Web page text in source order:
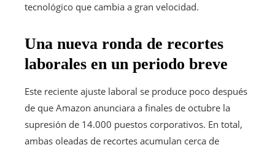
tecnológico que cambia a gran velocidad.
Una nueva ronda de recortes
laborales en un periodo breve
Este reciente ajuste laboral se produce poco después
de que Amazon anunciara a finales de octubre la
supresión de 14.000 puestos corporativos. En total,
ambas oleadas de recortes acumulan cerca de